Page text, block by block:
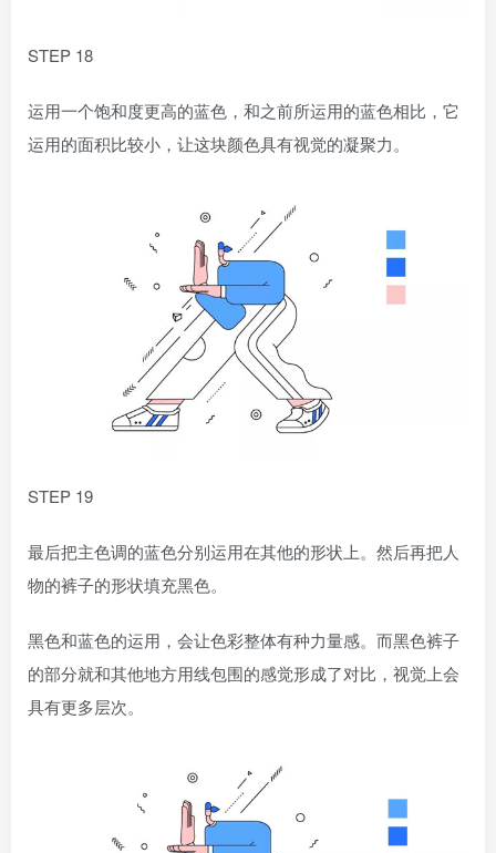
STEP 18
运用一个饱和度更高的蓝色，和之前所运用的蓝色相比，它
运用的面积比较小，让这块颜色具有视觉的凝聚力。
STEP 19
最后把主色调的蓝色分别运用在其他的形状上。然后再把人
物的裤子的形状填充黑色。
黑色和蓝色的运用，会让色彩整体有种力量感。而黑色裤子
的部分就和其他地方用线包围的感觉形成了对比，视觉上会
具有更多层次。